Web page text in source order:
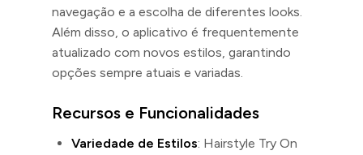
navegação e a escolha de diferentes looks.
Além disso, o aplicativo é frequentemente
atualizado com novos estilos, garantindo
opções sempre atuais e variadas.
Recursos e Funcionalidades
Variedade de Estilos: Hairstyle Try On